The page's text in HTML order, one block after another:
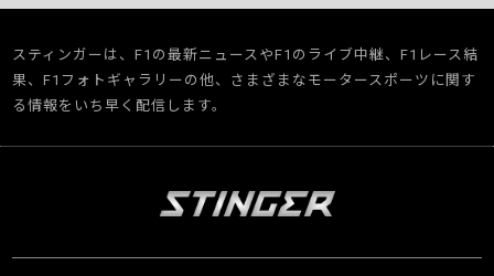
スティンガーは、F1の最新ニュースやF1のライブ中継、F1レース結
果、F1フォトギャラリーの他、さまざまなモータースポーツに関す
る情報をいち早く配信します。